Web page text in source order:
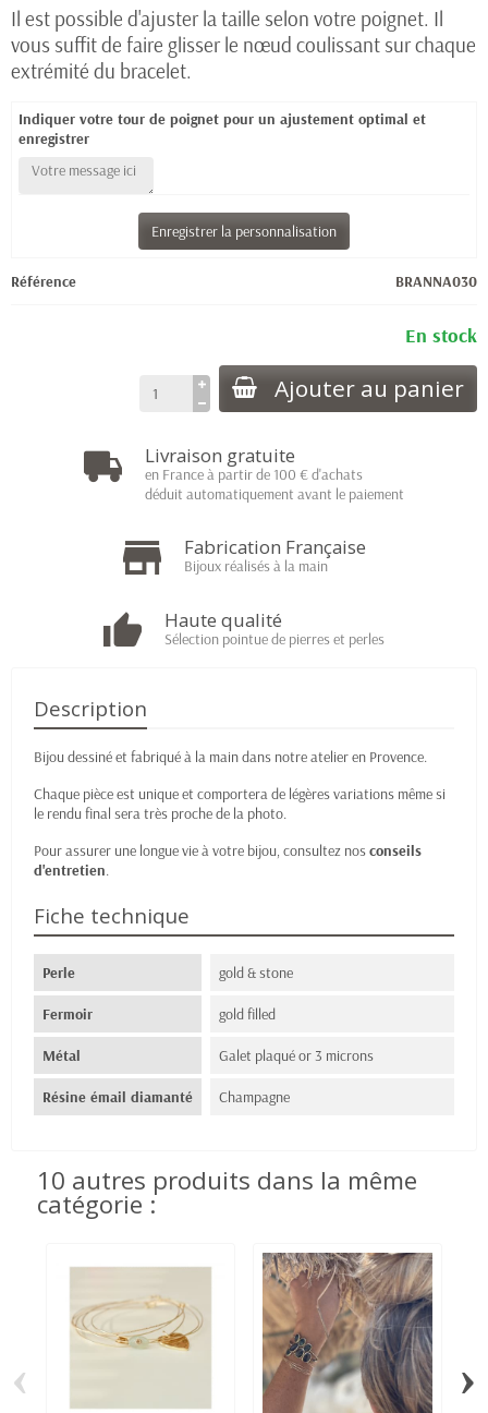
Il est possible d'ajuster la taille selon votre poignet. Il
vous suffit de faire glisser le nœud coulissant sur chaque
extrémité du bracelet.
Indiquer votre tour de poignet pour un ajustement optimal et
enregistrer
Enregistrer la personnalisation
Référence BRANNA030
En stock
Ajouter au panier
Livraison gratuite
en France à partir de 100 € d'achats
déduit automatiquement avant le paiement
Fabrication Française
Bijoux réalisés à la main
Haute qualité
Sélection pointue de pierres et perles
Description
Bijou dessiné et fabriqué à la main dans notre atelier en Provence.
Chaque pièce est unique et comportera de légères variations même si
le rendu final sera très proche de la photo.
Pour assurer une longue vie à votre bijou, consultez nosconseils
d'entretien.
Fiche technique
Perle gold & stone
Fermoir gold filled
Métal Galet plaqué or 3 microns
Résine émail diamanté Champagne
10 autres produits dans la même
catégorie :
‹ ›